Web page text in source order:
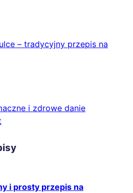
– tradycyjny przepis na
i zdrowe danie
i prosty przepis na